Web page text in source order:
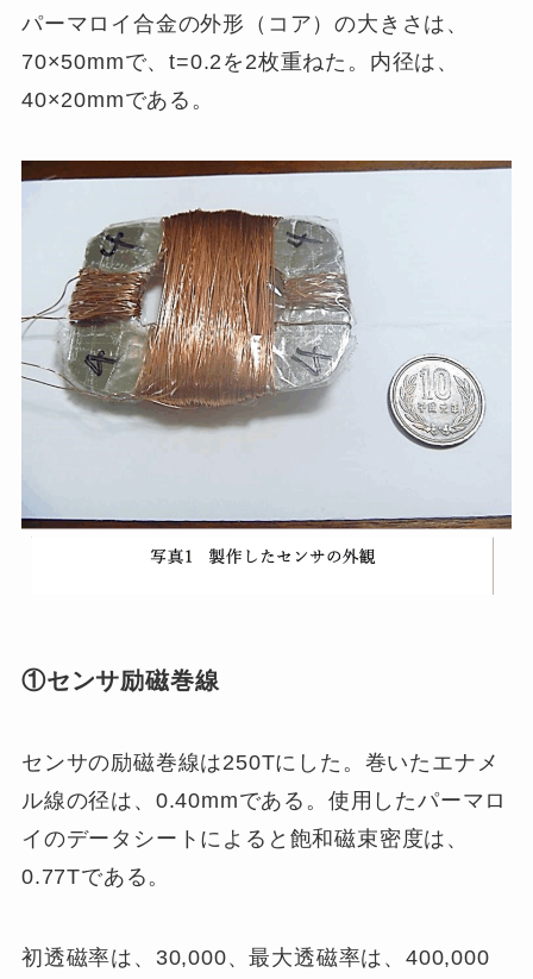
パーマロイ合金の外形（コア）の大きさは、
70×50mmで、t=0.2を2枚重ねた。内径は、
40×20mmである。
①センサ励磁巻線
センサの励磁巻線は250Tにした。巻いたエナメ
ル線の径は、0.40mmである。使用したパーマロ
イのデータシートによると飽和磁束密度は、
0.77Tである。
初透磁率は、30,000、最大透磁率は、400,000